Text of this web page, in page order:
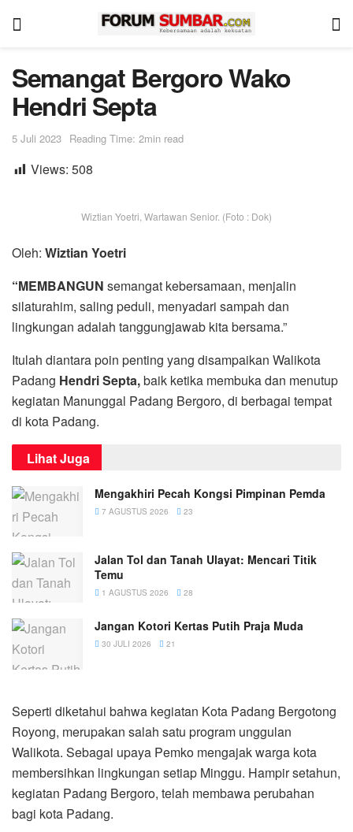
Semangat Bergoro Wako
Hendri Septa
5 Juli 2023 Reading Time: 2min read
Views: 508
Wiztian Yoetri, Wartawan Senior. (Foto : Dok)
Oleh: Wiztian Yoetri
“MEMBANGUN semangat kebersamaan, menjalin
silaturahim, saling peduli, menyadari sampah dan
lingkungan adalah tanggungjawab kita bersama.”
Itulah diantara poin penting yang disampaikan Walikota
Padang Hendri Septa,baik ketika membuka dan menutup
kegiatan Manunggal Padang Bergoro, di berbagai tempat
di kota Padang.
Lihat Juga
Mengakhiri Pecah Kongsi Pimpinan Pemda
7 AGUSTUS 2026 23
Jalan Tol dan Tanah Ulayat: Mencari Titik
Temu
1 AGUSTUS 2026 28
Jangan Kotori Kertas Putih Praja Muda
30 JULI 2026 21
Seperti diketahui bahwa kegiatan Kota Padang Bergotong
Royong, merupakan salah satu program unggulan
Walikota. Sebagai upaya Pemko mengajak warga kota
membersihkan lingkungan setiap Minggu. Hampir setahun,
kegiatan Padang Bergoro, telah membawa perubahan
bagi kota Padang.